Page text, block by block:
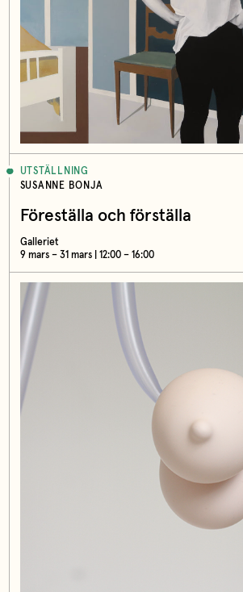
UTSTÄLLNING
SUSANNE BONJA
Föreställa och förställa
Galleriet
9 mars – 31 mars | 12:00 – 16:00